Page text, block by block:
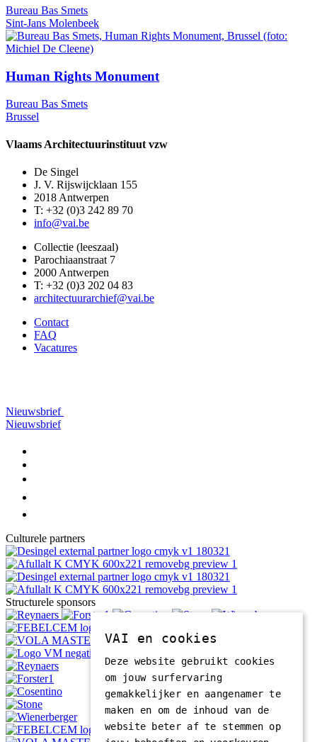
Bureau Bas Smets
Sint-Jans Molenbeek
Human Rights Monument
Bureau Bas Smets
Brussel
Vlaams Architectuurinstituut vzw
De Singel
J. V. Rijswijcklaan 155
2018 Antwerpen
T: +32 (0)3 242 89 70
info@vai.be
Collectie (leeszaal)
Parochiaanstraat 7
2000 Antwerpen
T: +32 (0)3 202 04 83
architectuurarchief@vai.be
Contact
FAQ
Vacatures
Nieuwsbrief
Nieuwsbrief
Culturele partners
Structurele sponsors
VAI en cookies
Deze website gebruikt cookies
om jouw surfervaring
gemakkelijker en aangenamer te
maken en om de inhoud van de
website beter af te stemmen op